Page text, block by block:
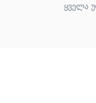
ყველა